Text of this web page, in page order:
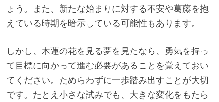
ょう。また、新たな始まりに対する不安や葛藤を抱
えている時期を暗示している可能性もあります。
しかし、木蓮の花を見る夢を見たなら、勇気を持っ
て目標に向かって進む必要があることを覚えておい
てください。ためらわずに一歩踏み出すことが大切
です。たとえ小さな試みでも、大きな変化をもたら